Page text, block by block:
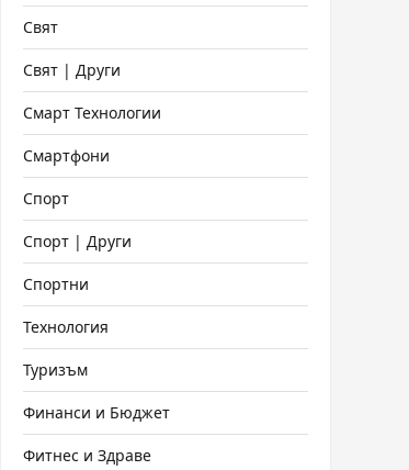
Свят
Свят | Други
Смарт Технологии
Смартфони
Спорт
Спорт | Други
Спортни
Технология
Туризъм
Финанси и Бюджет
Фитнес и Здраве